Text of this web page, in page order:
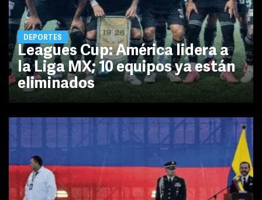
DEPORTES
Leagues Cup: América lidera a
la Liga MX; 10 equipos ya están
eliminados